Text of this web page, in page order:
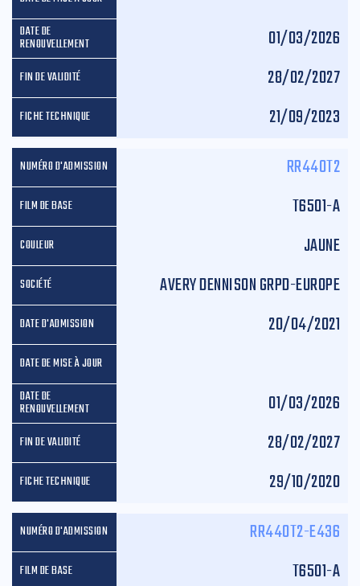
01/03/2026
28/02/2027
21/09/2023
RR440T2
T6501-A
JAUNE
AVERY DENNISON GRPD-EUROPE
20/04/2021
01/03/2026
28/02/2027
29/10/2020
RR440T2-E436
T6501-A